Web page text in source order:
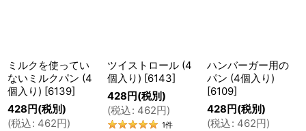
ミルクを使ってい
ないミルクパン (4
個入り) [6139]
428 円(税別)
(税込: 462円)
ツイストロール (4
個入り) [6143]
428 円(税別)
(税込: 462円)
1件
ハンバーガー用の
パン (4個入り)
[6109]
428 円(税別)
(税込: 462円)